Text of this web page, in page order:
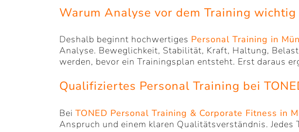
Warum Analyse vor dem Training
Deshalb beginnt hochwertiges Personal Training in
Analyse. Beweglichkeit, Stabilität, Kraft, Haltung,
werden, bevor ein Trainingsplan entsteht. Erst daraus
Qualifiziertes Personal Training bei
Bei TONED Personal Training & Corporate Fitness in
Anspruch und einem klaren Qualitätsverständnis.